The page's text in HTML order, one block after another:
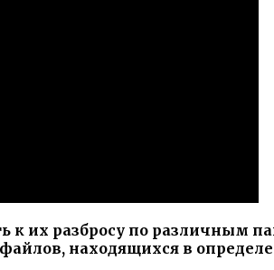
их разбросу по различным
находящихся в